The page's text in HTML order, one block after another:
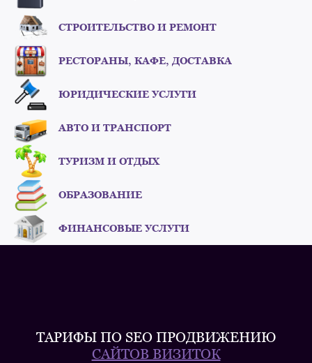
СТРОИТЕЛЬСТВО И РЕМОНТ
РЕСТОРАНЫ, КАФЕ, ДОСТАВКА
ЮРИДИЧЕСКИЕ УСЛУГИ
АВТО И ТРАНСПОРТ
ТУРИЗМ И ОТДЫХ
ОБРАЗОВАНИЕ
ФИНАНСОВЫЕ УСЛУГИ
ТАРИФЫ ПО SEO ПРОДВИЖЕНИЮ
САЙТОВ ВИЗИТОК